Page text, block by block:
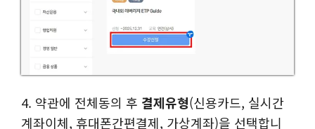
4. 약관에 전체동의 후 결제유형(신용카드, 실시간
계좌이체, 휴대폰간편결제, 가상계좌)을 선택합니